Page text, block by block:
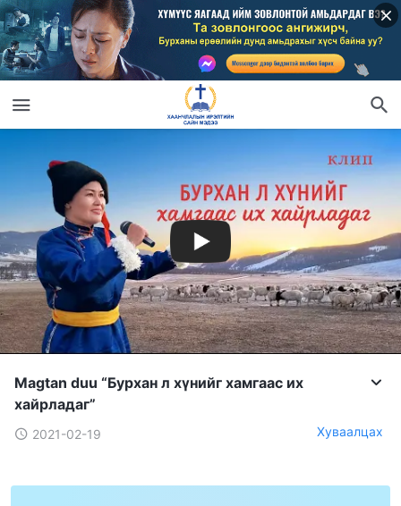
Magtan duu “Бурхан л хүнийг хамгаас их
хайрладаг”
2021-02-19 Хуваалцах